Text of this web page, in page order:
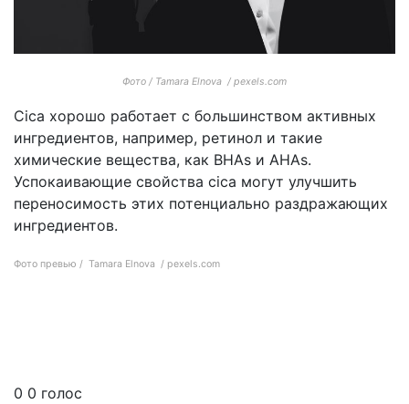
Фото / Tamara Elnova / pexels.com
Cica хорошо работает с большинством активных
ингредиентов, например, ретинол и такие
химические вещества, как BHAs и AHAs.
Успокаивающие свойства cica могут улучшить
переносимость этих потенциально раздражающих
ингредиентов.
Фото превью / Tamara Elnova / pexels.com
0 0 голос